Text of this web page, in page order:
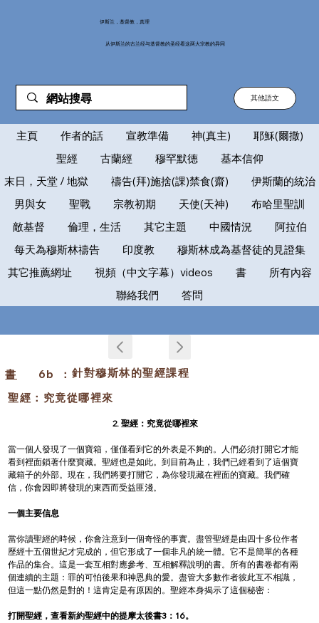
伊斯兰，基督教，真理
从伊斯兰的古兰经与基督教的圣经看这两大宗教的异同
其他語文
主頁 作者的話 宣教準備 神(真主)
耶穌(爾撒)
聖經
古蘭經 穆罕默德
基本信仰
末日，天堂 / 地獄
禱告(拜)施捨(課)禁食(齋)
伊斯蘭的統治
男與女
聖戰 宗教初期 天使(天神)
布哈里聖訓
敵基督
倫理，生活 其它主題 中國情況
阿拉伯
每天為穆斯林禱告
印度教
穆斯林成為基督徒的見證集
其它推薦網址
視頻（中文字幕）videos 書
所有內容
聯絡我們
答問
聖經：究竟從哪裡來
針對穆斯林的聖經課程
書
2. 聖經：究竟從哪裡來
當一個人發現了一個寶箱，僅僅看到它的外表是不夠的。人們必須打開它才能
看到裡面鎖著什麼寶藏。聖經也是如此。到目前為止，我們已經看到了這個寶
藏箱子的外部。現在，我們將要打開它，為你發現藏在裡面的寶藏。我們確
信，你會因即將發現的東西而受益匪淺。
一個主要信息
當你讀聖經的時候，你會注意到一個奇怪的事實。盡管聖經是由四十多位作者
歷經十五個世紀才完成的，但它形成了一個非凡的統一體。它不是簡單的各種
作品的集合。這是一套互相對應參考、互相解釋說明的書。所有的書卷都有兩
個連續的主題：罪的可怕後果和神恩典的愛。盡管大多數作者彼此互不相識，
但這一點仍然是對的！這肯定是有原因的。聖經本身揭示了這個秘密：
打開聖經，查看新約聖經中的提摩太後書3：16。
6b ：